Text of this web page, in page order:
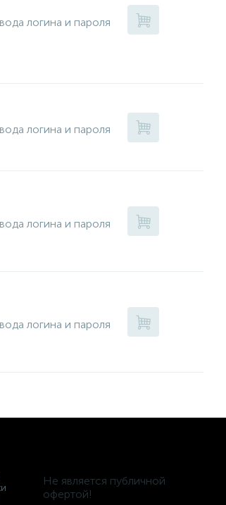
логина и пароля
логина и пароля
логина и пароля
логина и пароля
Не является публичной
офертой!